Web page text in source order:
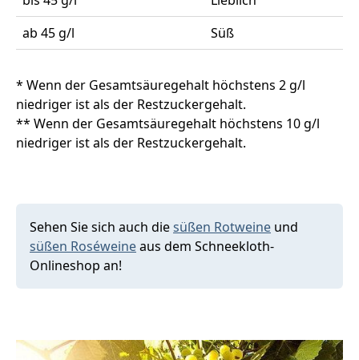
ab 45 g/l
Süß
* Wenn der Gesamtsäuregehalt höchstens 2 g/l
niedriger ist als der Restzuckergehalt.
** Wenn der Gesamtsäuregehalt höchstens 10 g/l
niedriger ist als der Restzuckergehalt.
Sehen Sie sich auch diesüßen Rotweine und
süßen Roséweineaus dem Schneekloth-
Onlineshop an!